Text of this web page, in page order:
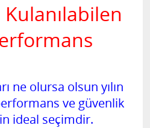
ne olursa olsun yılın
ve güvenlik
ideal seçimdir.